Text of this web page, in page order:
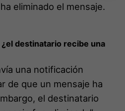
eliminado el mensaje.
destinatario recibe una
una notificación
de que un mensaje ha
el destinatario